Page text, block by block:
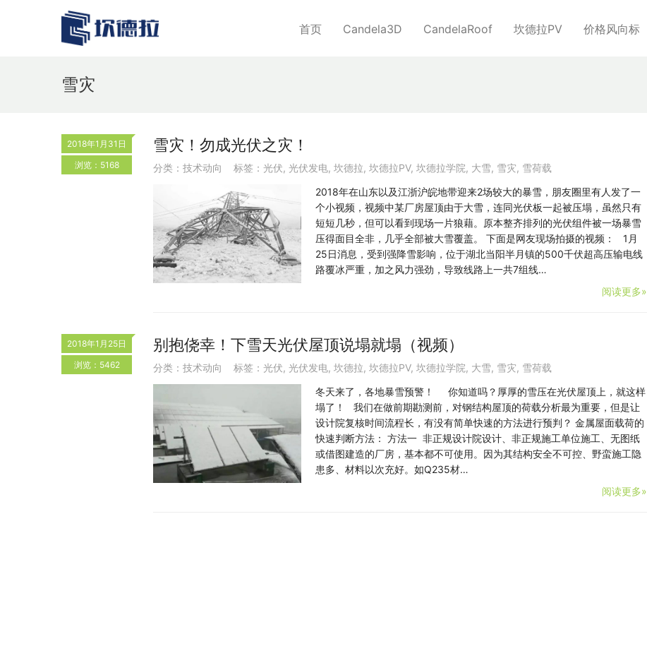
首页 Candela3D CandelaRoof 坎德拉PV 价格风向标
雪灾
2018年1月31日
浏览：5168
雪灾！勿成光伏之灾！
分类： 技术动向 标签： 光伏, 光伏发电, 坎德拉, 坎德拉PV, 坎德拉学院, 大雪, 雪灾, 雪荷载
2018年在山东以及江浙沪皖地带迎来2场较大的暴雪，朋友圈里有人发了一
个小视频，视频中某厂房屋顶由于大雪，连同光伏板一起被压塌，虽然只有
短短几秒，但可以看到现场一片狼藉。原本整齐排列的光伏组件被一场暴雪
压得面目全非，几乎全部被大雪覆盖。 下面是网友现场拍摄的视频： 1月
25日消息，受到强降雪影响，位于湖北当阳半月镇的500千伏超高压输电线
路覆冰严重，加之风力强劲，导致线路上一共7组线…
阅读更多»
2018年1月25日
浏览：5462
别抱侥幸！下雪天光伏屋顶说塌就塌（视频）
分类： 技术动向 标签： 光伏, 光伏发电, 坎德拉, 坎德拉PV, 坎德拉学院, 大雪, 雪灾, 雪荷载
冬天来了，各地暴雪预警！ 你知道吗？厚厚的雪压在光伏屋顶上，就这样
塌了！ 我们在做前期勘测前，对钢结构屋顶的荷载分析最为重要，但是让
设计院复核时间流程长，有没有简单快速的方法进行预判？ 金属屋面载荷的
快速判断方法： 方法一 非正规设计院设计、非正规施工单位施工、无图纸
或借图建造的厂房，基本都不可使用。因为其结构安全不可控、野蛮施工隐
患多、材料以次充好。如Q235材…
阅读更多»